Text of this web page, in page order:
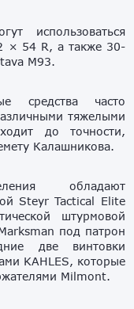
использоваться
× 54 R, а также 30-
M93.
средства часто
тяжелыми
до точности,
Калашникова.
обладают
Steyr Tactical Elite
штурмовой
под патрон
две винтовки
KAHLES, которые
Milmont.